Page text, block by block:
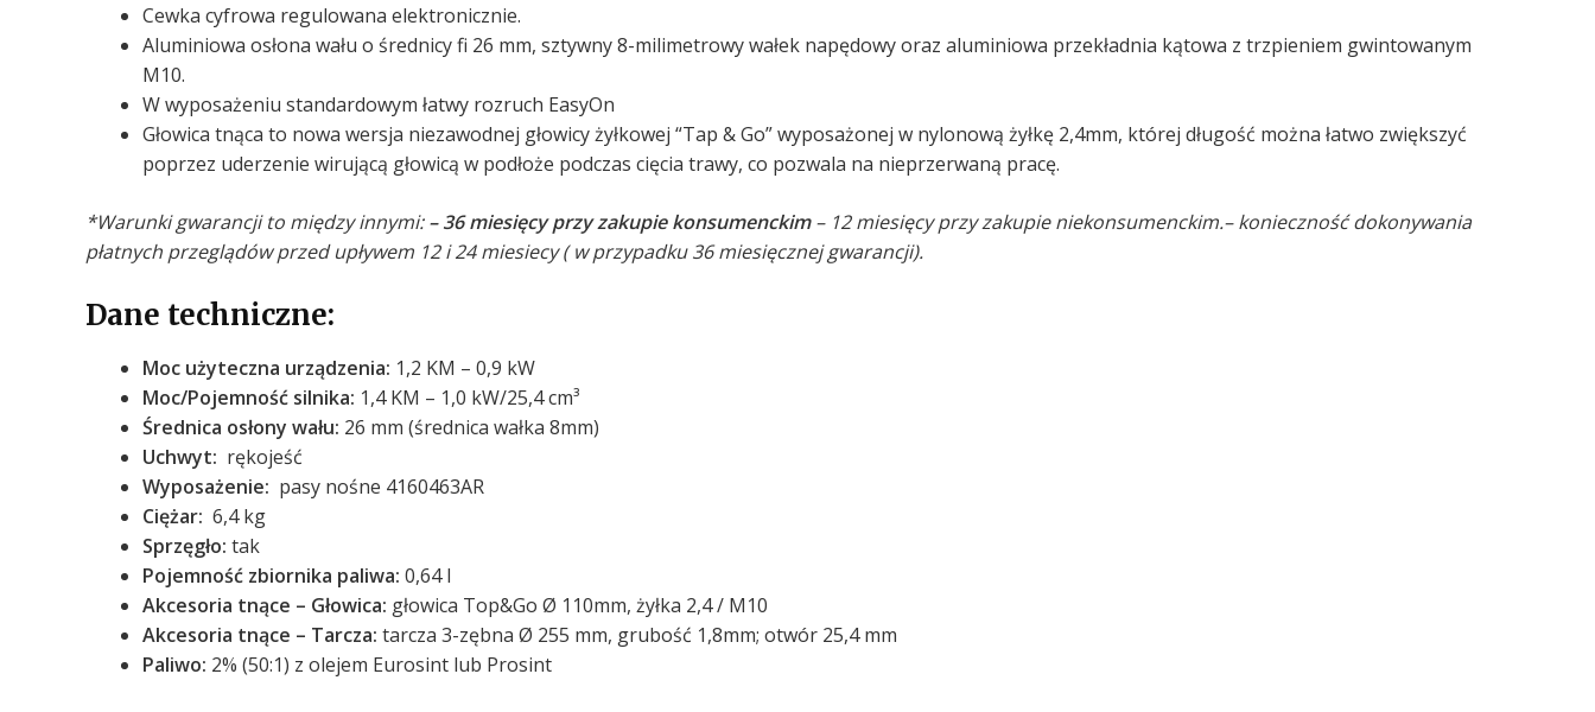
Cewka cyfrowa regulowana elektronicznie.
Aluminiowa osłona wału o średnicy fi 26 mm, sztywny 8-milimetrowy wałek napędowy oraz aluminiowa przekładnia kątowa z trzpieniem gwintowanym
M10.
W wyposażeniu standardowym łatwy rozruch EasyOn
Głowica tnąca to nowa wersja niezawodnej głowicy żyłkowej “Tap & Go” wyposażonej w nylonową żyłkę 2,4mm, której długość można łatwo zwiększyć
poprzez uderzenie wirującą głowicą w podłoże podczas cięcia trawy, co pozwala na nieprzerwaną pracę.
*Warunki gwarancji to między innymi:– 36 miesięcy przy zakupie konsumenckim– 12 miesięcy przy zakupie niekonsumenckim.– konieczność dokonywania
płatnych przeglądów przed upływem 12 i 24 miesiecy ( w przypadku 36 miesięcznej gwarancji).
Dane techniczne:
Moc użyteczna urządzenia: 1,2 KM – 0,9 kW
Moc/Pojemność silnika: 1,4 KM – 1,0 kW/25,4 cm³
Średnica osłony wału: 26 mm (średnica wałka 8mm)
Uchwyt: rękojeść
Wyposażenie: pasy nośne 4160463AR
Ciężar: 6,4 kg
Sprzęgło: tak
Pojemność zbiornika paliwa: 0,64 l
Akcesoria tnące – Głowica: głowica Top&Go Ø 110mm, żyłka 2,4 / M10
Akcesoria tnące – Tarcza: tarcza 3-zębna Ø 255 mm, grubość 1,8mm; otwór 25,4 mm
Paliwo: 2% (50:1) z olejem Eurosint lub Prosint